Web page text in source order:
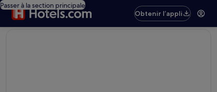
Passer à la section principale
Obtenir l’appli